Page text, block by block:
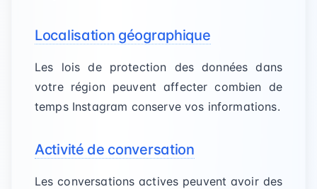
Localisation géographique
Les lois de protection des données dans
votre région peuvent affecter combien de
temps Instagram conserve vos informations.
Activité de conversation
Les conversations actives peuvent avoir des